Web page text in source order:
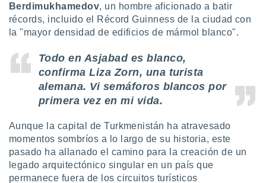
aunque
no
Puedes
acceder a
web a
únicos
Berdimukhamedov, un hombre aficionado a batir
récords, incluido el Récord Guinness de la ciudad con
la "mayor densidad de edificios de mármol blanco".
Todo en Asjabad es blanco,
confirmaLiza Zorn, una turista
alemana. Vi semáforos blancos por
primera vez en mi vida.
Aunque la capital de Turkmenistán ha atravesado
momentos sombríos a lo largo de su historia, este
pasado ha allanado el camino para la creación de un
legado arquitectónico singular en un país que
permanece fuera de los circuitos turísticos